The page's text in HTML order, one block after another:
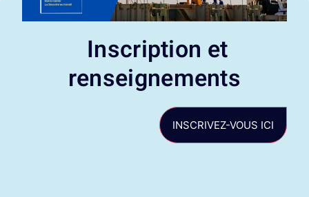
Inscription et
renseignements
INSCRIVEZ-VOUS ICI